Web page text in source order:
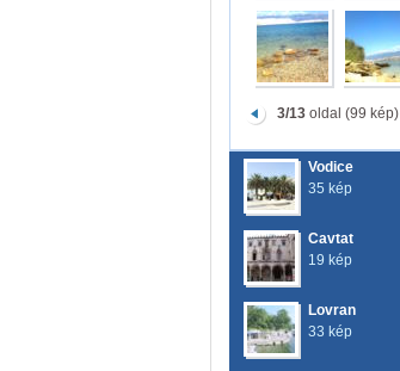
3/13 oldal (99 kép)
Vodice
35 kép
Cavtat
19 kép
Lovran
33 kép